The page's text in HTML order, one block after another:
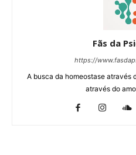
Fãs da
https://
A busca da homeostase através
através do